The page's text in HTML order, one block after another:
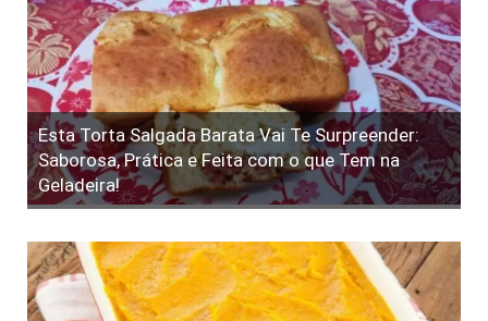
Esta Torta Salgada Barata Vai Te Surpreender:
Saborosa, Prática e Feita com o que Tem na
Geladeira!